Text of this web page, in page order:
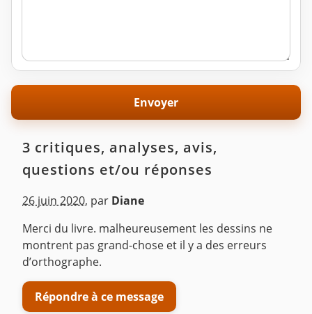
3 critiques, analyses, avis,
questions et/ou réponses
26 juin 2020, par Diane
Merci du livre. malheureusement les dessins ne
montrent pas grand-chose et il y a des erreurs
d’orthographe.
Répondre à ce message